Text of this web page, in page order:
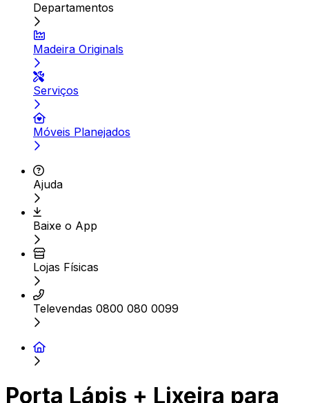
Departamentos
Madeira Originals
Serviços
Móveis Planejados
Ajuda
Baixe o App
Lojas Físicas
Televendas 0800 080 0099
Porta Lápis + Lixeira para